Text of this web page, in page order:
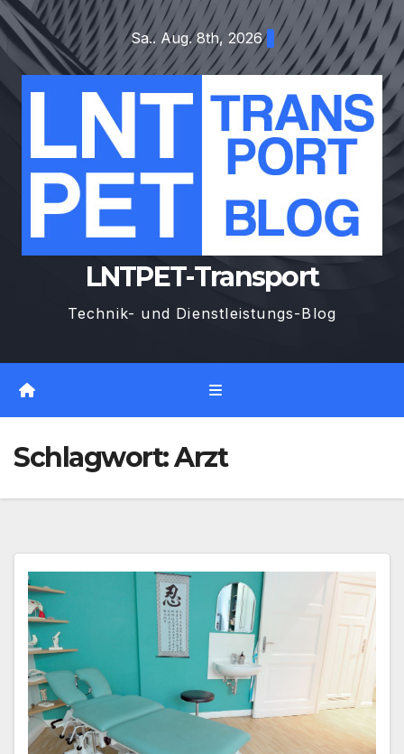
Zum
Inhalt
springen
Sa.. Aug. 8th, 2026
LNTPET-Transport
Technik- und Dienstleistungs-Blog
Schlagwort:Arzt